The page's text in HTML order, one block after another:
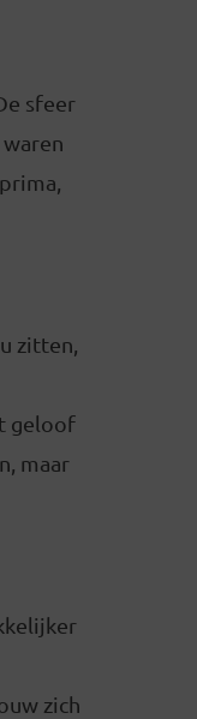
sfeer
zitten,
geloof
maar
zich